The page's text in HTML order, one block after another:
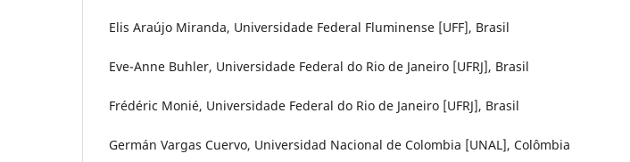
Elis Araújo Miranda, Universidade Federal Fluminense [UFF], Brasil
Eve-Anne Buhler, Universidade Federal do Rio de Janeiro [UFRJ], Brasil
Frédéric Monié, Universidade Federal do Rio de Janeiro [UFRJ], Brasil
Germán Vargas Cuervo, Universidad Nacional de Colombia [UNAL], Colômbia